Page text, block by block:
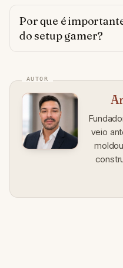
Por que é
do setup gamer?
veio